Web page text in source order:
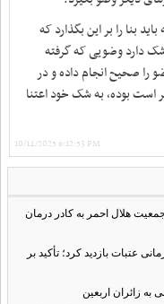
بنا را بر این بگذارد که
دارد وضویی که گرفته
را صحیح انجام داده و در
بوده، به شک خود اعتنا
10/14/2025 6:12:53 PM
هلال احمر به کادر درمان
عتبات بازدید کرد؛ تأکید بر
زائران اربعین